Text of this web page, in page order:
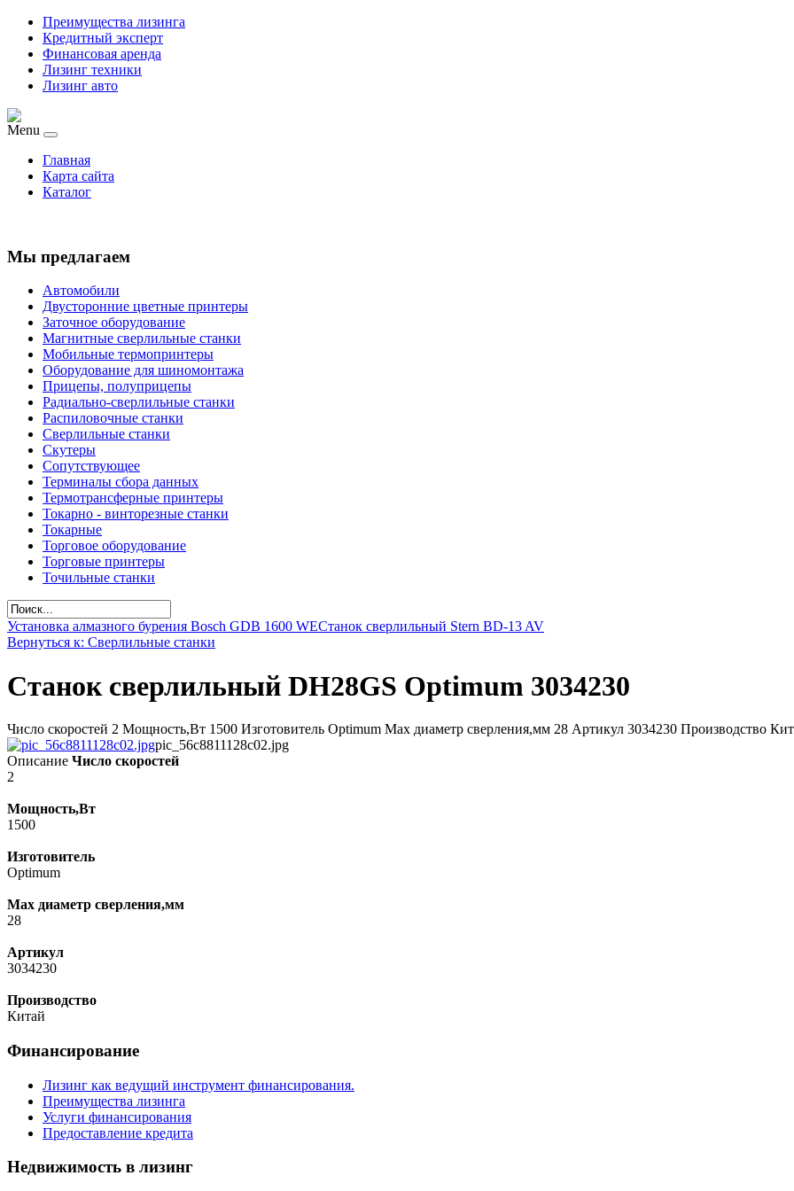
Преимущества лизинга
Кредитный эксперт
Финансовая аренда
Лизинг техники
Лизинг авто
Menu
Главная
Карта сайта
Каталог
Мы предлагаем
Автомобили
Двусторонние цветные принтеры
Заточное оборудование
Магнитные сверлильные станки
Мобильные термопринтеры
Оборудование для шиномонтажа
Прицепы, полуприцепы
Радиально-сверлильные станки
Распиловочные станки
Сверлильные станки
Скутеры
Сопутствующее
Терминалы сбора данных
Термотрансферные принтеры
Токарно - винторезные станки
Токарные
Торговое оборудование
Торговые принтеры
Точильные станки
Установка алмазного бурения Bosch GDB 1600 WEСтанок сверлильный Stern BD-13 AV
Вернуться к: Сверлильные станки
Станок сверлильный DH28GS Optimum 3034230
Число скоростей 2 Мощность,Вт 1500 Изготовитель Optimum Max диаметр сверления,мм 28 Артикул 3034230 Производство
pic_56c8811128c02.jpg
Описание Число скоростей
2
Мощность,Вт
1500
Изготовитель
Optimum
Max диаметр сверления,мм
28
Артикул
3034230
Производство
Китай
Финансирование
Лизинг как ведущий инструмент финансирования.
Преимущества лизинга
Услуги финансирования
Предоставление кредита
Недвижимость в лизинг